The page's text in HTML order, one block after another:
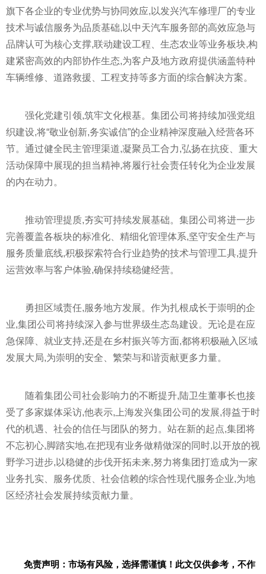
旗下各企业的专业优势与协同效应,以发兴汽车修理厂的专业
技术与诚信服务为品质基础,以中天汽车服务部的高效应急与
品牌认可为核心支撑,联动建设工程、生态农业等业务板块,构
建紧密高效的内部协作生态,为客户及地方政府提供涵盖特种
车辆维修、道路救援、工程支持等多方面的综合解决方案。
强化党建引领,筑牢文化根基。集团公司将持续加强党组
织建设,将“敬业创新,务实诚信”的企业精神深度融入经营各环
节。通过健全民主管理渠道,凝聚员工合力,弘扬在抗疫、重大
活动保障中展现的担当精神,将履行社会责任转化为企业发展
的内在动力。
推动管理提质,夯实可持续发展基础。集团公司将进一步
完善覆盖各板块的标准化、精细化管理体系,坚守安全生产与
服务质量底线,积极探索符合行业趋势的技术与管理工具,提升
运营效率与客户体验,确保持续稳健经营。
勇担区域责任,服务地方发展。作为扎根成长于崇明的企
业,集团公司将持续深入参与世界级生态岛建设。无论是在应
急保障、就业支持,还是在乡村振兴等方面,都将积极融入区域
发展大局,为崇明的安全、繁荣与和谐贡献更多力量。
随着集团公司社会影响力的不断提升,陆卫生董事长也接
受了多家媒体采访,他表示,上海发兴集团公司的发展,得益于时
代的机遇、社会的信任与团队的努力。站在新的起点,集团将
不忘初心,脚踏实地,在把现有业务做精做深的同时,以开放的视
野学习进步,以稳健的步伐开拓未来,努力将集团打造成为一家
业务扎实、服务优质、社会信赖的综合性现代服务企业,为地
区经济社会发展持续贡献力量。
免责声明：市场有风险，选择需谨慎！此文仅供参考，不作